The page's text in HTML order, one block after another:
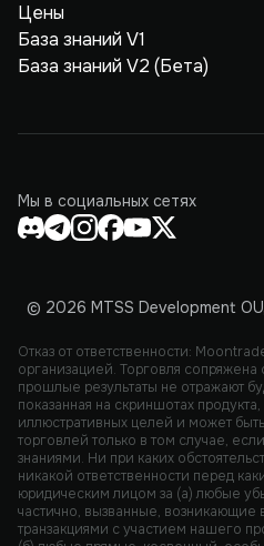
Цены
База знаний V1
База знаний V2 (Бета)
Мы в социальных сетях
© 2026 MTSS Development
Отказ от ответственности:
организацией. Торговля
прошлые результаты не отражают
показанная на скриншотах
иллюстративных целей и может
торговлей только в том случае,
знаниями. Ни при каких
никакой ответственности перед
юридическим лицом за (а) любые
частично, вызванные, возникающие
транзакциями с участием нашего